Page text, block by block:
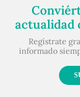
actualidad
Regístrate
informado